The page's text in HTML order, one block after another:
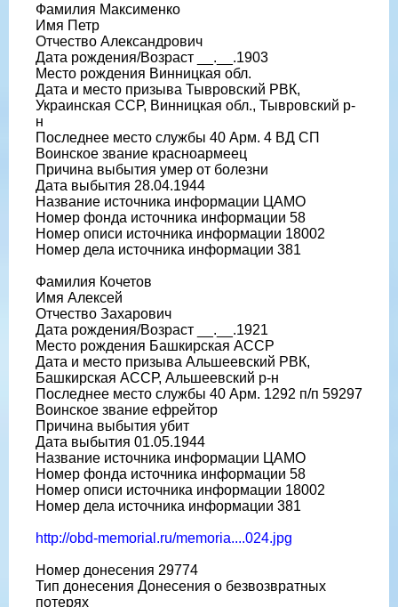
Фамилия Максименко
Имя Петр
Отчество Александрович
Дата рождения/Возраст __.__.1903
Место рождения Винницкая обл.
Дата и место призыва Тывровский РВК,
Украинская ССР, Винницкая обл., Тывровский р-
н
Последнее место службы 40 Арм. 4 ВД СП
Воинское звание красноармеец
Причина выбытия умер от болезни
Дата выбытия 28.04.1944
Название источника информации ЦАМО
Номер фонда источника информации 58
Номер описи источника информации 18002
Номер дела источника информации 381
Фамилия Кочетов
Имя Алексей
Отчество Захарович
Дата рождения/Возраст __.__.1921
Место рождения Башкирская АССР
Дата и место призыва Альшеевский РВК,
Башкирская АССР, Альшеевский р-н
Последнее место службы 40 Арм. 1292 п/п 59297
Воинское звание ефрейтор
Причина выбытия убит
Дата выбытия 01.05.1944
Название источника информации ЦАМО
Номер фонда источника информации 58
Номер описи источника информации 18002
Номер дела источника информации 381
http://obd-memorial.ru/memoria....024.jpg
Номер донесения 29774
Тип донесения Донесения о безвозвратных
потерях